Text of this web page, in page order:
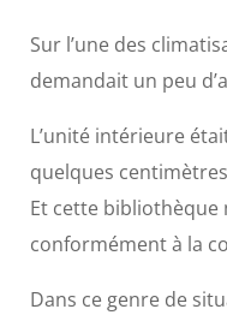
Sur l’une des
demandait un peu
L’unité intérieure
quelques
Et cette bibliothèque
conformément à la
Dans ce genre de